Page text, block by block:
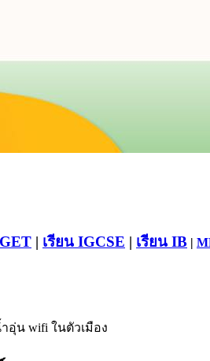
| เรียน IGCSE | เรียน IB |
อุ่น wifi ในตัวเมือง